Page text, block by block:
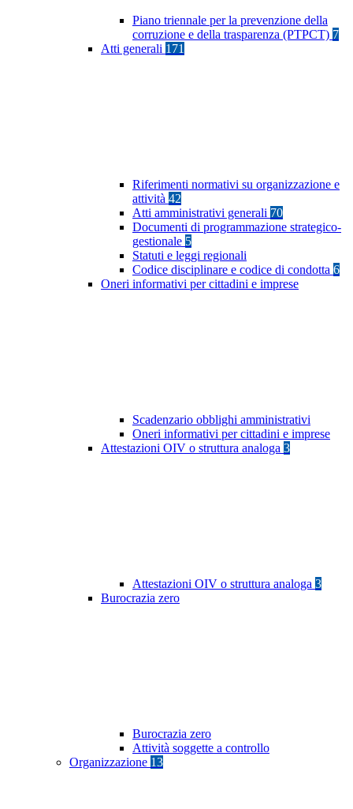
Piano triennale per la prevenzione della
corruzione e della trasparenza (PTPCT) 7
Atti generali 171
Riferimenti normativi su organizzazione e
attività 42
Atti amministrativi generali 70
Documenti di programmazione strategico-
gestionale 5
Statuti e leggi regionali
Codice disciplinare e codice di condotta 6
Oneri informativi per cittadini e imprese
Scadenzario obblighi amministrativi
Oneri informativi per cittadini e imprese
Attestazioni OIV o struttura analoga 3
Attestazioni OIV o struttura analoga 3
Burocrazia zero
Burocrazia zero
Attività soggette a controllo
Organizzazione 13